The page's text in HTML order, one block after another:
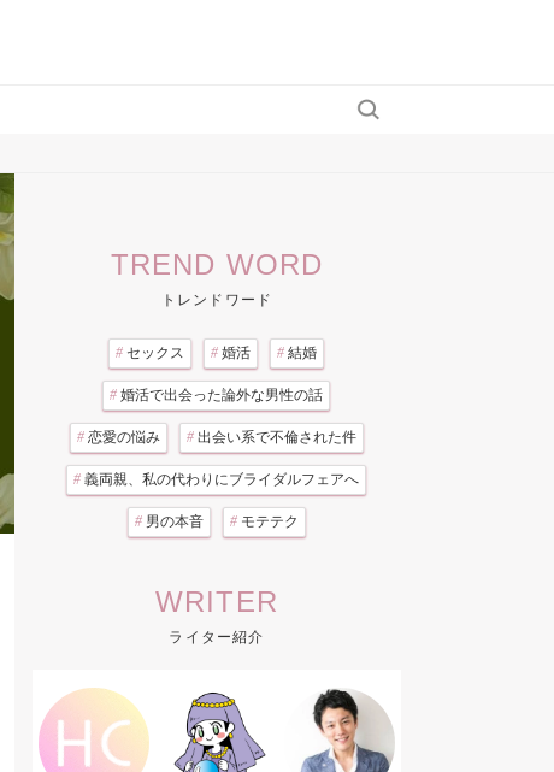
TREND WORD
トレンドワード
# セックス # 婚活 # 結婚
# 婚活で出会った論外な男性の話
# 恋愛の悩み # 出会い系で不倫された件
# 義両親、私の代わりにブライダルフェアへ
# 男の本音 # モテテク
WRITER
ライター紹介